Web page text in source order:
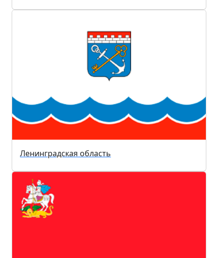
Ленинградская область